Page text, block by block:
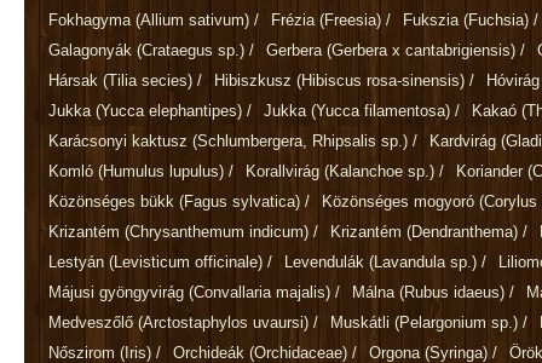
Fokhagyma (Allium sativum) / Frézia (Freesia) / Fukszia (Fuchsia) /
Galagonyák (Crataegus sp.) / Gerbera (Gerbera x cantabrigiensis) /
Hársak (Tilia secies) / Hibiszkusz (Hibiscus rosa-sinensis) /
Jukka (Yucca elephantipes) / Jukka (Yucca filamentosa) / Kakaó
Karácsonyi kaktusz (Schlumbergera, Rhipsalis sp.) / Kardvirág
Komló (Humulus lupulus) / Korallvirág (Kalanchoe sp.) / Koriander
Közönséges bükk (Fagus sylvatica) / Közönséges mogyoró (Corylus
Krizantém (Chrysanthemum indicum) / Krizantém (Dendranthema) /
Lestyán (Levisticum officinale) / Levendulák (Lavandula sp.) /
Májusi gyöngyvirág (Convallaria majalis) / Málna (Rubus idaeus) /
Medveszőlő(Arctostaphylos uvaursi) / Muskátli (Pelargonium sp.) /
Nőszirom (Iris) / Orchideák (Orchidaceae) / Orgona (Syringa) /